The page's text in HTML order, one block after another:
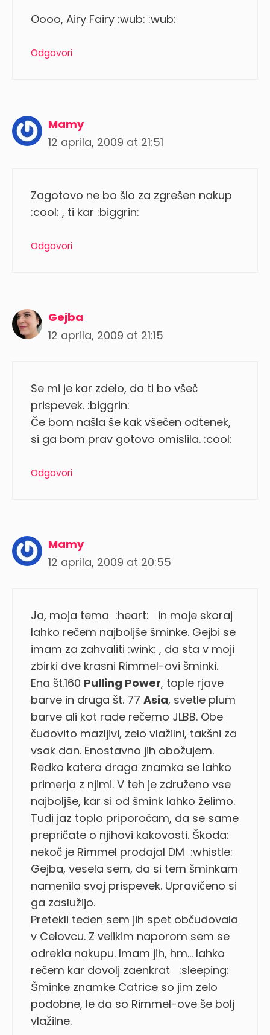
Oooo, Airy Fairy :wub: :wub:
Odgovori
Mamy
12 aprila, 2009 at 21:51
Zagotovo ne bo šlo za zgrešen nakup
:cool: , ti kar :biggrin:
Odgovori
Gejba
12 aprila, 2009 at 21:15
Se mi je kar zdelo, da ti bo všeč
prispevek. :biggrin:
Če bom našla še kak všečen odtenek,
si ga bom prav gotovo omislila. :cool:
Odgovori
Mamy
12 aprila, 2009 at 20:55
Ja, moja tema :heart: in moje skoraj
lahko rečem najboljše šminke. Gejbi se
imam za zahvaliti :wink: , da sta v moji
zbirki dve krasni Rimmel-ovi šminki.
Ena št.160 Pulling Power, tople rjave
barve in druga št. 77 Asia, svetle plum
barve ali kot rade rečemo JLBB. Obe
čudovito mazljivi, zelo vlažilni, takšni za
vsak dan. Enostavno jih obožujem.
Redko katera draga znamka se lahko
primerja z njimi. V teh je združeno vse
najboljše, kar si od šmink lahko želimo.
Tudi jaz toplo priporočam, da se same
prepričate o njihovi kakovosti. Škoda:
nekoč je Rimmel prodajal DM :whistle:
Gejba, vesela sem, da si tem šminkam
namenila svoj prispevek. Upravičeno si
ga zaslužijo.
Pretekli teden sem jih spet občudovala
v Celovcu. Z velikim naporom sem se
odrekla nakupu. Imam jih, hm… lahko
rečem kar dovolj zaenkrat :sleeping:
Šminke znamke Catrice so jim zelo
podobne, le da so Rimmel-ove še bolj
vlažilne.